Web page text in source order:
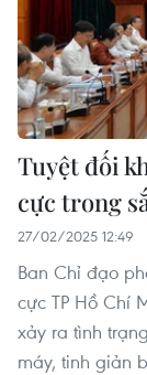
Tuyệt đối
cực trong
27/02/2025 12:49
Ban Chỉ đạo
cực TP Hồ Chí
xảy ra tình
máy, tinh giản